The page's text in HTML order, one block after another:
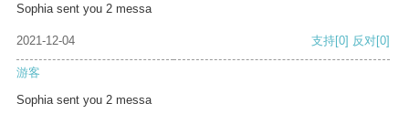
Sophia sent you 2 messa
2021-12-04 支持[0] 反对[0]
游客
Sophia sent you 2 messa